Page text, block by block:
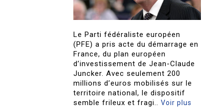
Le Parti fédéraliste européen
(PFE) a pris acte du démarrage en
France, du plan européen
d’investissement de Jean-Claude
Juncker. Avec seulement 200
millions d’euros mobilisés sur le
territoire national, le dispositif
semble frileux et fragi..Voir plus